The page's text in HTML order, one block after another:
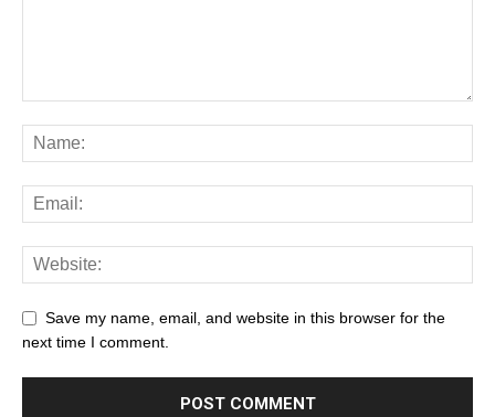
Save my name, email, and website in this browser for the
next time I comment.